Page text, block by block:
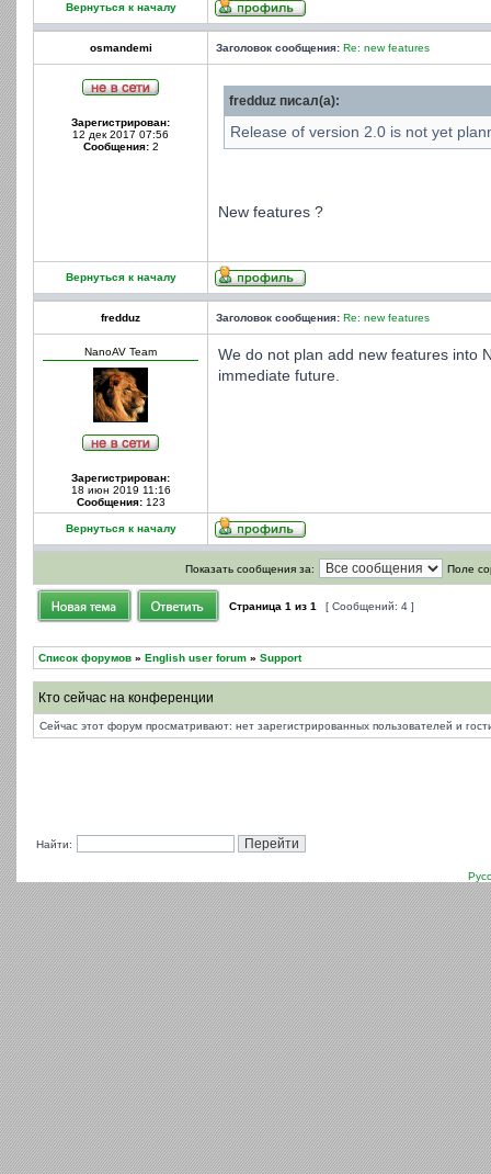
Вернуться к началу
osmandemi Заголовок сообщения: Re: new features
Зарегистрирован:
12 дек 2017 07:56
Сообщения:2
fredduz писал(а):
Release of version 2.0 is not yet
New features ?
Вернуться к началу
fredduz Заголовок сообщения: Re: new features
NanoAV Team
Зарегистрирован:
18 июн 2019 11:16
Сообщения:123
We do not plan add new features into
immediate future.
Вернуться к началу
Показать сообщения за: Поле
Страница 1 из 1 [ Сообщений: 4 ]
Список форумов » English user forum » Support
Кто сейчас на конференции
Сейчас этот форум просматривают: нет зарегистрированных пользователей и
Найти: